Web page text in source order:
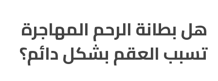
هل بطانة الرحم المهاجرة
تسبب العقم بشكل دائم؟